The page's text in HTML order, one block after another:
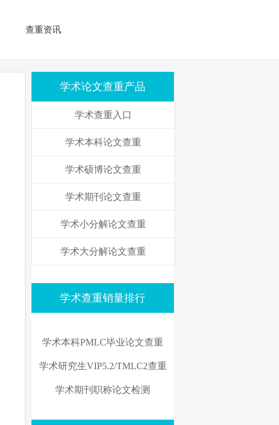
查重资讯
学术论文查重产品
学术查重入口
学术本科论文查重
学术硕博论文查重
学术期刊论文查重
学术小分解论文查重
学术大分解论文查重
学术查重销量排行
学术本科PMLC毕业论文查重
学术研究生VIP5.2/TMLC2查重
学术期刊职称论文检测